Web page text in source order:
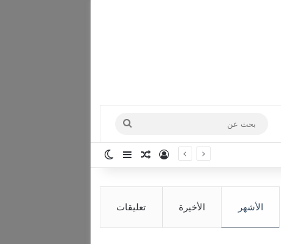
عن
تسجيل الدخول
مقال عشوائي
إضافة عمود جانبي
الأشهر الأخيرة تعليقات